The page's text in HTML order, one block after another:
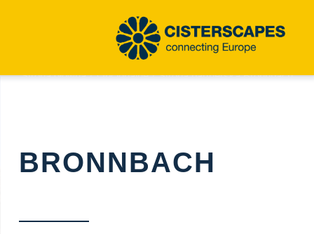
Strona główna Opcjonalne Strona partnerska Bronnbach
BRONNBACH